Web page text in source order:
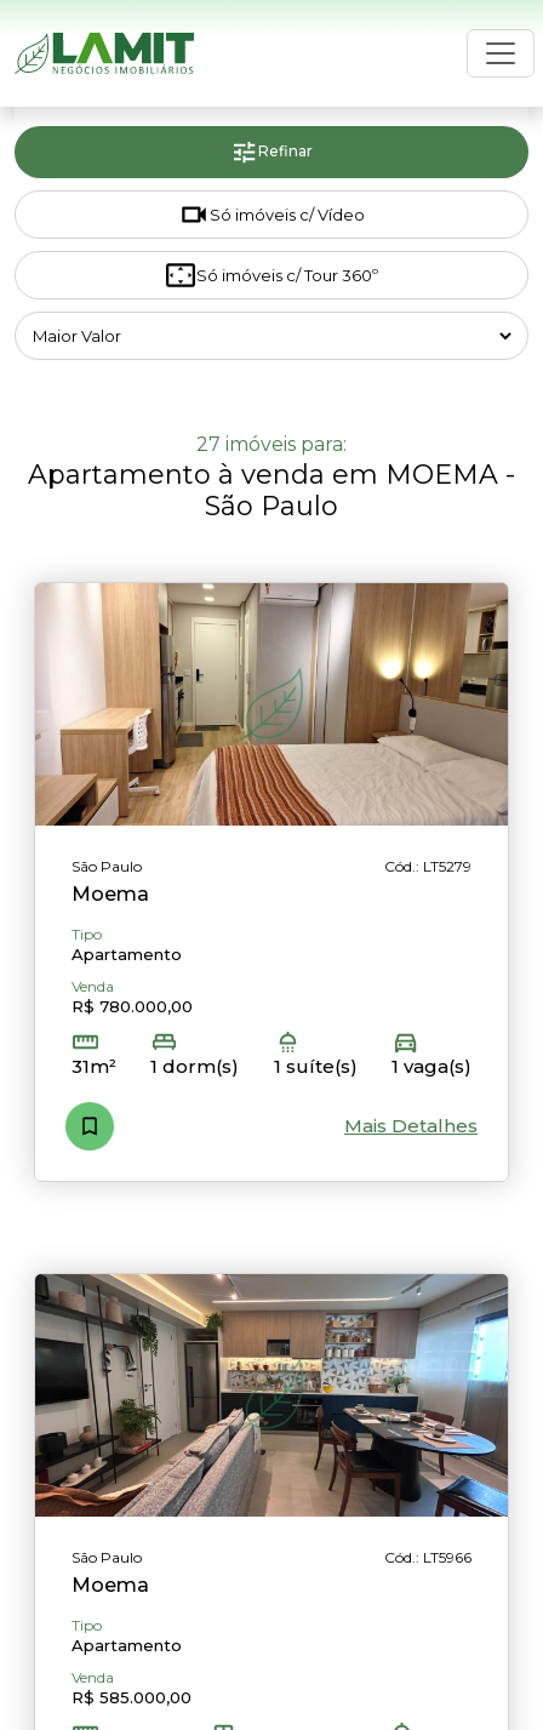
LAMIT
BUSCAR IMÓVEL
ANUNCIE SEU IMÓVEL
AVALIE SEU IMÓVEL GRÁTIS
Refinar
Só imóveis c/ Vídeo
Só imóveis c/ Tour 360º
27 imóveis para:
Apartamento à venda em MOEMA -
São Paulo
São Paulo Cód.: LT5279
Moema
Tipo
Apartamento
Venda
R$ 780.000,00
31m² 1 dorm(s) 1 suíte(s) 1 vaga(s)
Mais Detalhes
São Paulo Cód.: LT5966
Moema
Tipo
Apartamento
Venda
R$ 585.000,00